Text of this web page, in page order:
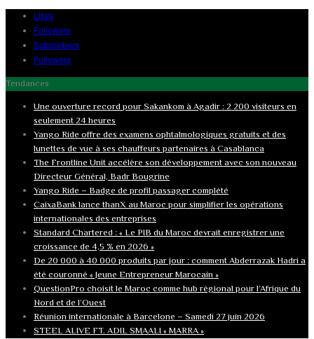
Likes
Followers
Subscribers
Followers
Tendances
Une ouverture record pour Sakankom à Agadir : 2 200 visiteurs en
seulement 24 heures
Yango Ride offre des examens ophtalmologiques gratuits et des
lunettes de vue à ses chauffeurs partenaires à Casablanca
The Frontline Unit accélère son développement avec son nouveau
Directeur Général, Badr Bougrine
Yango Ride – Badge de profil passager complété
CaixaBank lance thanX au Maroc pour simplifier les opérations
internationales des entreprises
Standard Chartered : « Le PIB du Maroc devrait enregistrer une
croissance de 4,5 % en 2026 »
De 20 000 à 40 000 produits par jour : comment Abderrazak Hadri a
été couronné « Jeune Entrepreneur Marocain »
QuestionPro choisit le Maroc comme hub régional pour l’Afrique du
Nord et de l’Ouest
Réunion internationale à Barcelone – Samedi 27 juin 2026
STEEL ALIVE FT. ADIL SMAALI « MARRA »